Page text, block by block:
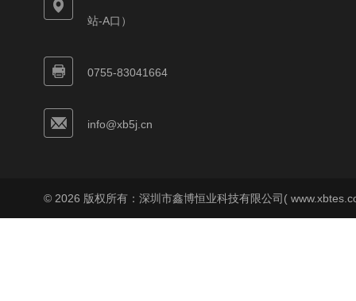
站-A口）
0755-83041664
info@xb5j.cn
© 2026 版权所有：深圳市鑫博恒业科技有限公司(